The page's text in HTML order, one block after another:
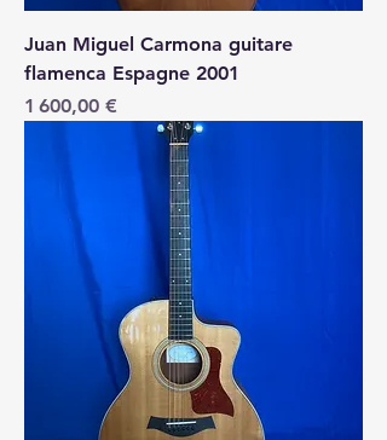
Juan Miguel Carmona guitare
flamenca Espagne 2001
Price
1 600,00 €